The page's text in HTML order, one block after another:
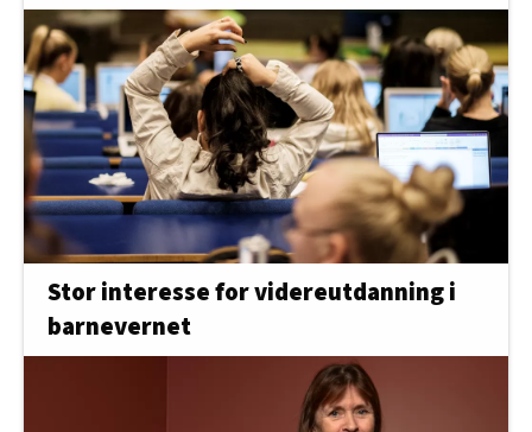
Stor interesse for videreutdanning i
barnevernet